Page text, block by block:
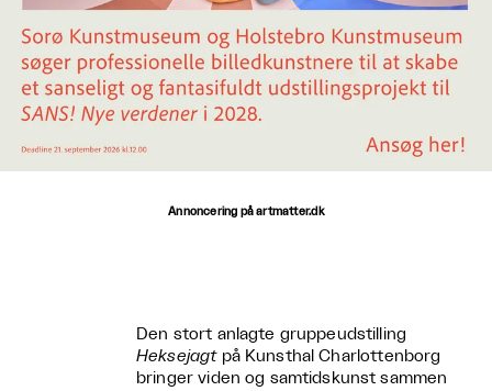
Annoncering på artmatter.dk
Den stort anlagte gruppeudstilling
Heksejagtpå Kunsthal Charlottenborg
bringer viden og samtidskunst sammen